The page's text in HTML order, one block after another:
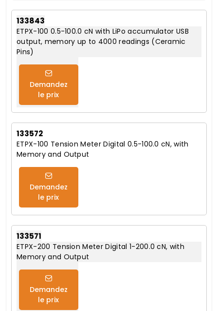
133843
ETPX-100 0.5-100.0 cN with LiPo accumulator USB
output, memory up to 4000 readings (Ceramic
Pins)
Demandez
le prix
133572
ETPX-100 Tension Meter Digital 0.5-100.0 cN, with
Memory and Output
Demandez
le prix
133571
ETPX-200 Tension Meter Digital 1-200.0 cN, with
Memory and Output
Demandez
le prix